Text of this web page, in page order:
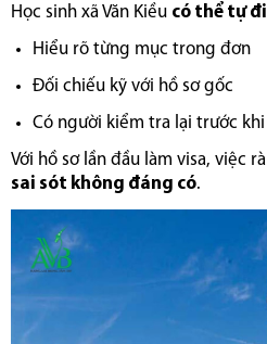
Học sinh xã Văn Kiều có thể tự
Hiểu rõ từng mục trong đơn
Đối chiếu kỹ với hồ sơ gốc
Có người kiểm tra lại trước
Với hồ sơ lần đầu làm visa, việc
sai sót không đáng có.